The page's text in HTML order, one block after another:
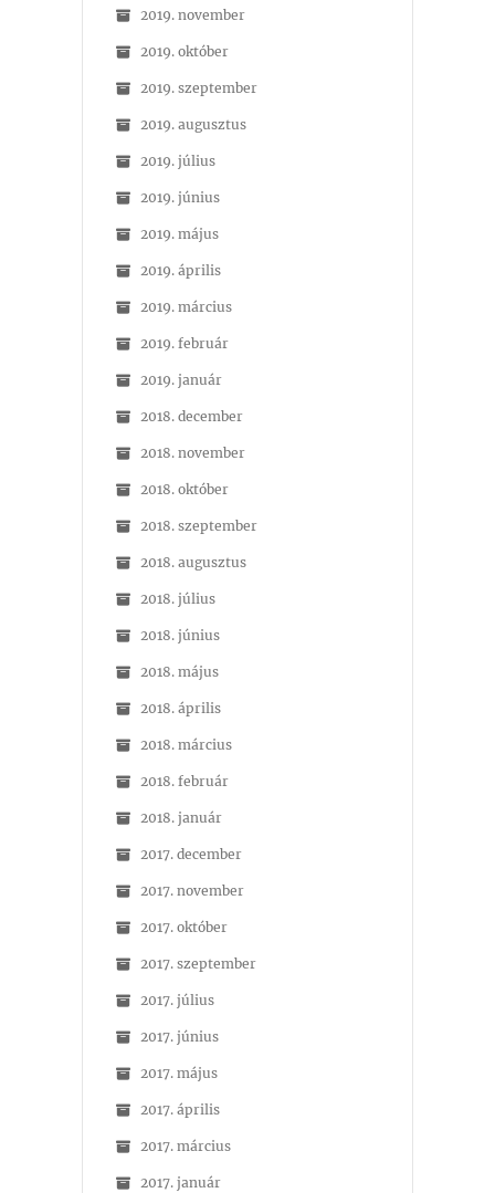
2019. november
2019. október
2019. szeptember
2019. augusztus
2019. július
2019. június
2019. május
2019. április
2019. március
2019. február
2019. január
2018. december
2018. november
2018. október
2018. szeptember
2018. augusztus
2018. július
2018. június
2018. május
2018. április
2018. március
2018. február
2018. január
2017. december
2017. november
2017. október
2017. szeptember
2017. július
2017. június
2017. május
2017. április
2017. március
2017. január